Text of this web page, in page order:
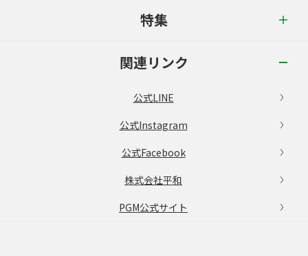
特集
関連リンク
公式LINE
公式Instagram
公式Facebook
株式会社平和
PGM公式サイト